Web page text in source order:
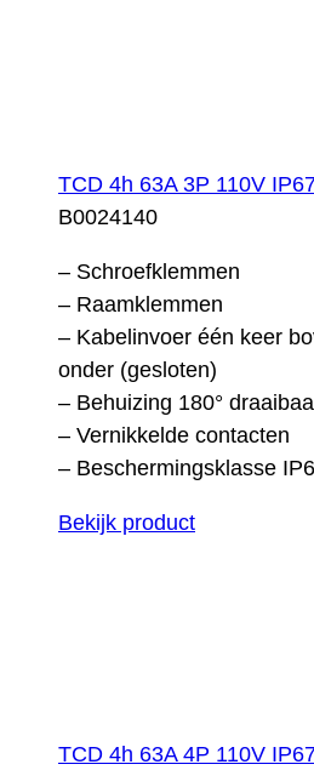
TCD 4h 63A 3P 110V
B0024140
– Schroefklemmen
– Raamklemmen
– Kabelinvoer één keer
onder (gesloten)
– Behuizing 180°
– Vernikkelde contacten
– Beschermingsklasse
Bekijk product
TCD 4h 63A 4P 110V